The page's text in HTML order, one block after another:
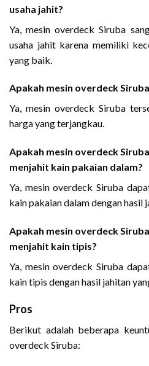
usaha jahit?
Ya, mesin overdeck Siruba
usaha jahit karena memiliki
yang baik.
Apakah mesin overdeck
Ya, mesin overdeck Siruba
harga yang terjangkau.
Apakah mesin overdeck
menjahit kain pakaian dalam?
Ya, mesin overdeck Siruba
kain pakaian dalam dengan hasil
Apakah mesin overdeck
menjahit kain tipis?
Ya, mesin overdeck Siruba
kain tipis dengan hasil jahitan
Pros
Berikut adalah beberapa
overdeck Siruba: